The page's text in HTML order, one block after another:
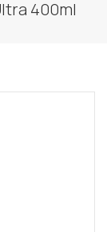
400ml